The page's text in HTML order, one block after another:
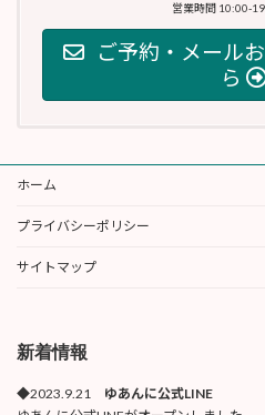
営業時間 10:00-
ご予約・メール
ら
ホーム
プライバシーポリシー
サイトマップ
新着情報
◆2023.9.21 ゆあんに公式LINE